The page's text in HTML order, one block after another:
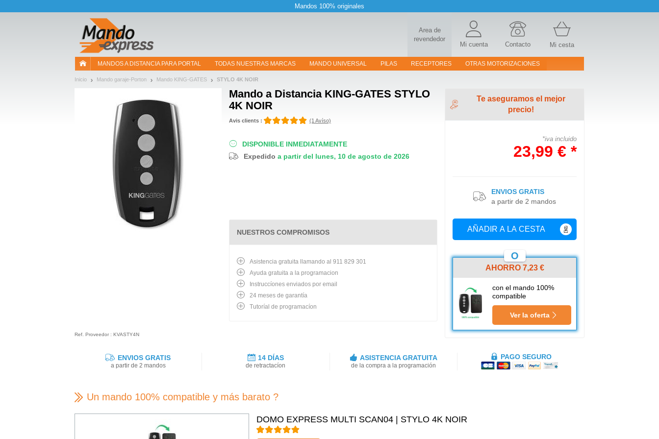
Mandos 100% originales
Area de
revendedor
Mi cuenta Contacto Mi cesta
MANDOS A DISTANCIA PARA PORTAL TODAS NUESTRAS MARCAS MANDO UNIVERSAL PILAS RECEPTORES OTRAS MOTORIZACIONES
Inicio Mando garaje-Porton Mando KING-GATES STYLO 4K NOIR
Mando a DistanciaKING-GATES STYLO
4K NOIR
Avis clients : (1 Avíso)
DISPONIBLE INMEDIATAMENTE
Expedido a partir del lunes, 10 de agosto de 2026
Te aseguramos el mejor
precio!
*iva incluido
23,99 € *
AÑADIR A LA CESTA
O
AHORRO 7,23 €
con el mando 100%
compatible
Ver la oferta
ENVIOS GRATIS
a partir de 2 mandos
Ref. Proveedor : KVASTY4N
NUESTROS COMPROMISOS
Asistencia gratuita llamando al 911 829 301
Ayuda gratuita a la programacion
Instruccíones enviados por email
24 meses de garantía
Tutoríal de programacíon
ENVIOS GRATIS
a partir de 2 mandos
14 DÍAS
de retractacíon
ASISTENCIA GRATUITA
de la compra a la programación
PAGO SEGURO
Un mando 100% compatible y más barato ?
DOMO EXPRESS MULTI SCAN04 | STYLO 4K NOIR